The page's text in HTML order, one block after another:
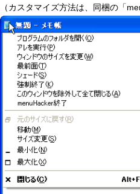
（カスタマイズ方法は、同梱の「